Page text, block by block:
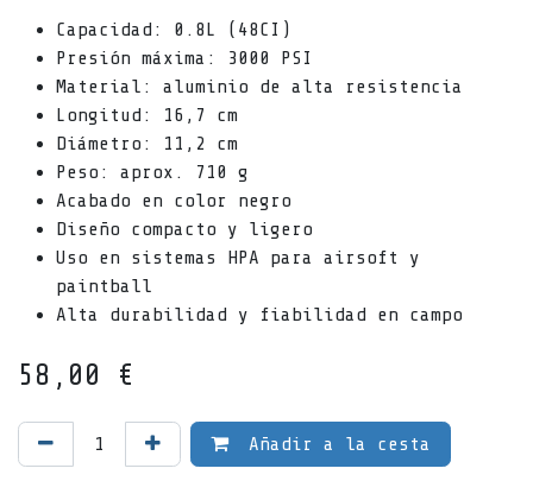
Capacidad: 0.8L (48CI)
Presión máxima: 3000 PSI
Material: aluminio de alta resistencia
Longitud: 16,7 cm
Diámetro: 11,2 cm
Peso: aprox. 710 g
Acabado en color negro
Diseño compacto y ligero
Uso en sistemas HPA para airsoft y
paintball
Alta durabilidad y fiabilidad en campo
58,00 €
Añadir a la cesta